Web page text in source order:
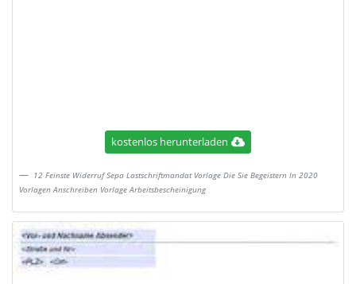
kostenlos herunterladen
12 Feinste Widerruf Sepa Lastschriftmandat Vorlage Die Sie Begeistern In 2020
Vorlagen Anschreiben Vorlage Arbeitsbescheinigung